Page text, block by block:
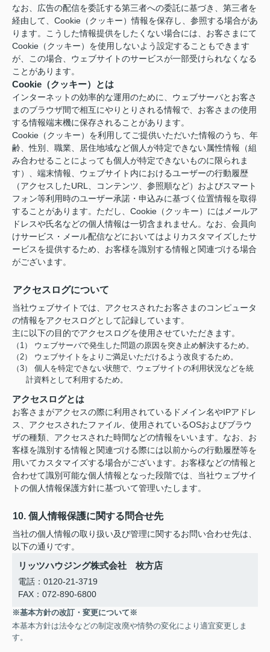
なお、広告の配信を委託する第三者への委託に基づき、第三者を
経由して、Cookie（クッキー）情報を保存し、参照する場合があ
ります。こうした情報提供をしたくない場合には、お客さまにて
Cookie（クッキー）を使用しないよう設定することもできます
が、この場合、ウェブサイトのサービスが一部受けられなくなる
ことがあります。
Cookie（クッキー）とは
インターネットの効率的な運用のために、ウェブサーバとお客さ
まのブラウザ間で相互にやりとりされる情報で、お客さまの使用
する情報端末機に保存されることがあります。
Cookie（クッキー）を利用してご提供いただいた情報のうち、年
齢、性別、職業、居住地域など個人が特定できない属性情報（組
み合わせることによっても個人が特定できないものに限られま
す）、端末情報、ウェブサイト内におけるユーザーの行動履歴
（アクセスしたURL、コンテンツ、参照順など）およびスマート
フォン等利用時のユーザー承諾・申込みに基づく位置情報を取得
することがあります。ただし、Cookie（クッキー）にはメールア
ドレスや氏名などの個人情報は一切含まれません。なお、会員向
けサービス・メール配信などにおいてはよりカスタマイズしたサ
ービスを提供するため、お客様を識別する情報と関連づける場合
がございます。
アクセスログについて
当社ウェブサイトでは、アクセスされたお客さまのコンピュータ
の情報をアクセスログとして記録しています。
主に以下の目的でアクセスログを使用させていただきます。
（1） ウェブサーバで発生した問題の原因を突き止め解決するため。
（2） ウェブサイトをよりご満足いただけるよう改良するため。
（3） 個人を特定できない状態で、ウェブサイトの利用状況などを統
計資料として利用するため。
アクセスログとは
お客さまがアクセスの際に利用されているドメイン名やIPアドレ
ス、アクセスされたファイル、使用されているOSおよびブラウ
ザの種類、アクセスされた時間などの情報をいいます。なお、お
客様を識別する情報と関連づける際には以前からの行動履歴等を
用いてカスタマイズする場合がございます。お客様などの情報と
合わせて識別可能な個人情報となった段階では、当社ウェブサイ
トの個人情報保護方針に基づいて管理いたします。
10. 個人情報保護に関する問合せ先
当社の個人情報の取り扱い及び管理に関するお問い合わせ先は、
以下の通りです。
リッツハウジング株式会社 枚方店
電話：0120-21-3719
FAX：072-890-6800
※基本方針の改訂・変更について※
本基本方針は法令などの制定改廃や情勢の変化により適宜変更しま
す。